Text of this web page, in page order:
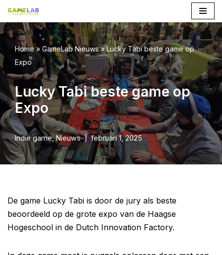
Ga
naar
de
inhoud
Home» GameLab Nieuws»Lucky Tabi beste game op
Expo
Lucky Tabi beste game op
Expo
Indie game,Nieuws februari 1, 2025
De game Lucky Tabi is door de jury als beste
beoordeeld op de grote expo van de Haagse
Hogeschool in de Dutch Innovation Factory.